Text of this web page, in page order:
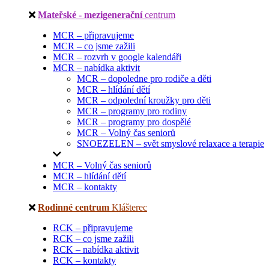
Mateřské - mezigenerační centrum
MCR – připravujeme
MCR – co jsme zažili
MCR – rozvrh v google kalendáři
MCR – nabídka aktivit
MCR – dopoledne pro rodiče a děti
MCR – hlídání dětí
MCR – odpolední kroužky pro děti
MCR – programy pro rodiny
MCR – programy pro dospělé
MCR – Volný čas seniorů
SNOEZELEN – svět smyslové relaxace a terapie
MCR – Volný čas seniorů
MCR – hlídání dětí
MCR – kontakty
Rodinné centrum Klášterec
RCK – připravujeme
RCK – co jsme zažili
RCK – nabídka aktivit
RCK – kontakty